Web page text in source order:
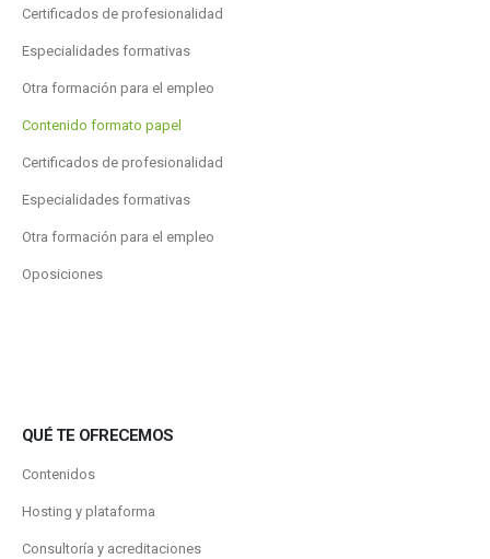
Certificados de profesionalidad
Especialidades formativas
Otra formación para el empleo
Contenido formato papel
Certificados de profesionalidad
Especialidades formativas
Otra formación para el empleo
Oposiciones
QUÉ TE OFRECEMOS
Contenidos
Hosting y plataforma
Consultoría y acreditaciones